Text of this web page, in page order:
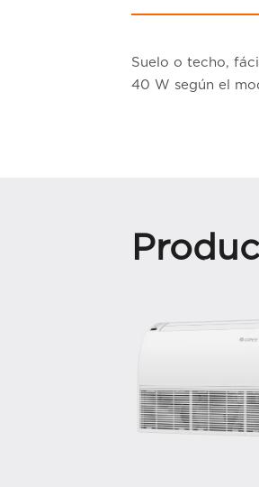
Suelo o techo,
40 W según el